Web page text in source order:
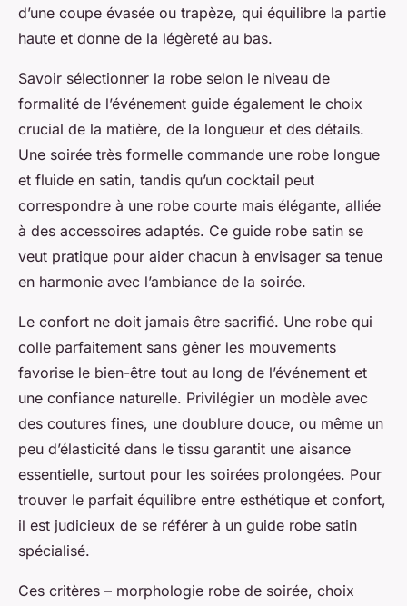
d’une coupe évasée ou trapèze, qui équilibre la partie
haute et donne de la légèreté au bas.
Savoir sélectionner la robe selon le niveau de
formalité de l’événement guide également le choix
crucial de la matière, de la longueur et des détails.
Une soirée très formelle commande une robe longue
et fluide en satin, tandis qu’un cocktail peut
correspondre à une robe courte mais élégante, alliée
à des accessoires adaptés. Ce guide robe satin se
veut pratique pour aider chacun à envisager sa tenue
en harmonie avec l’ambiance de la soirée.
Le confort ne doit jamais être sacrifié. Une robe qui
colle parfaitement sans gêner les mouvements
favorise le bien-être tout au long de l’événement et
une confiance naturelle. Privilégier un modèle avec
des coutures fines, une doublure douce, ou même un
peu d’élasticité dans le tissu garantit une aisance
essentielle, surtout pour les soirées prolongées. Pour
trouver le parfait équilibre entre esthétique et confort,
il est judicieux de se référer à un guide robe satin
spécialisé.
Ces critères – morphologie robe de soirée, choix